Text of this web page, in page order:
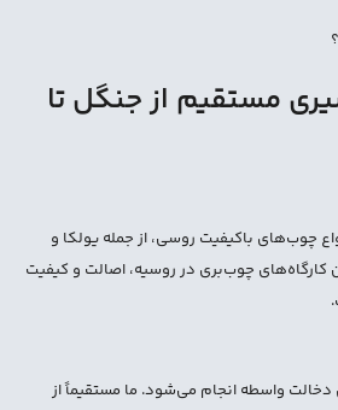
مستقیم از جنگل تا
چوب‌های باکیفیت روسی، از جمله یولکا و
کارگاه‌های چوب‌بری در روسیه، اصالت و کیفیت
دخالت واسطه انجام می‌شود. ما مستقیماً از